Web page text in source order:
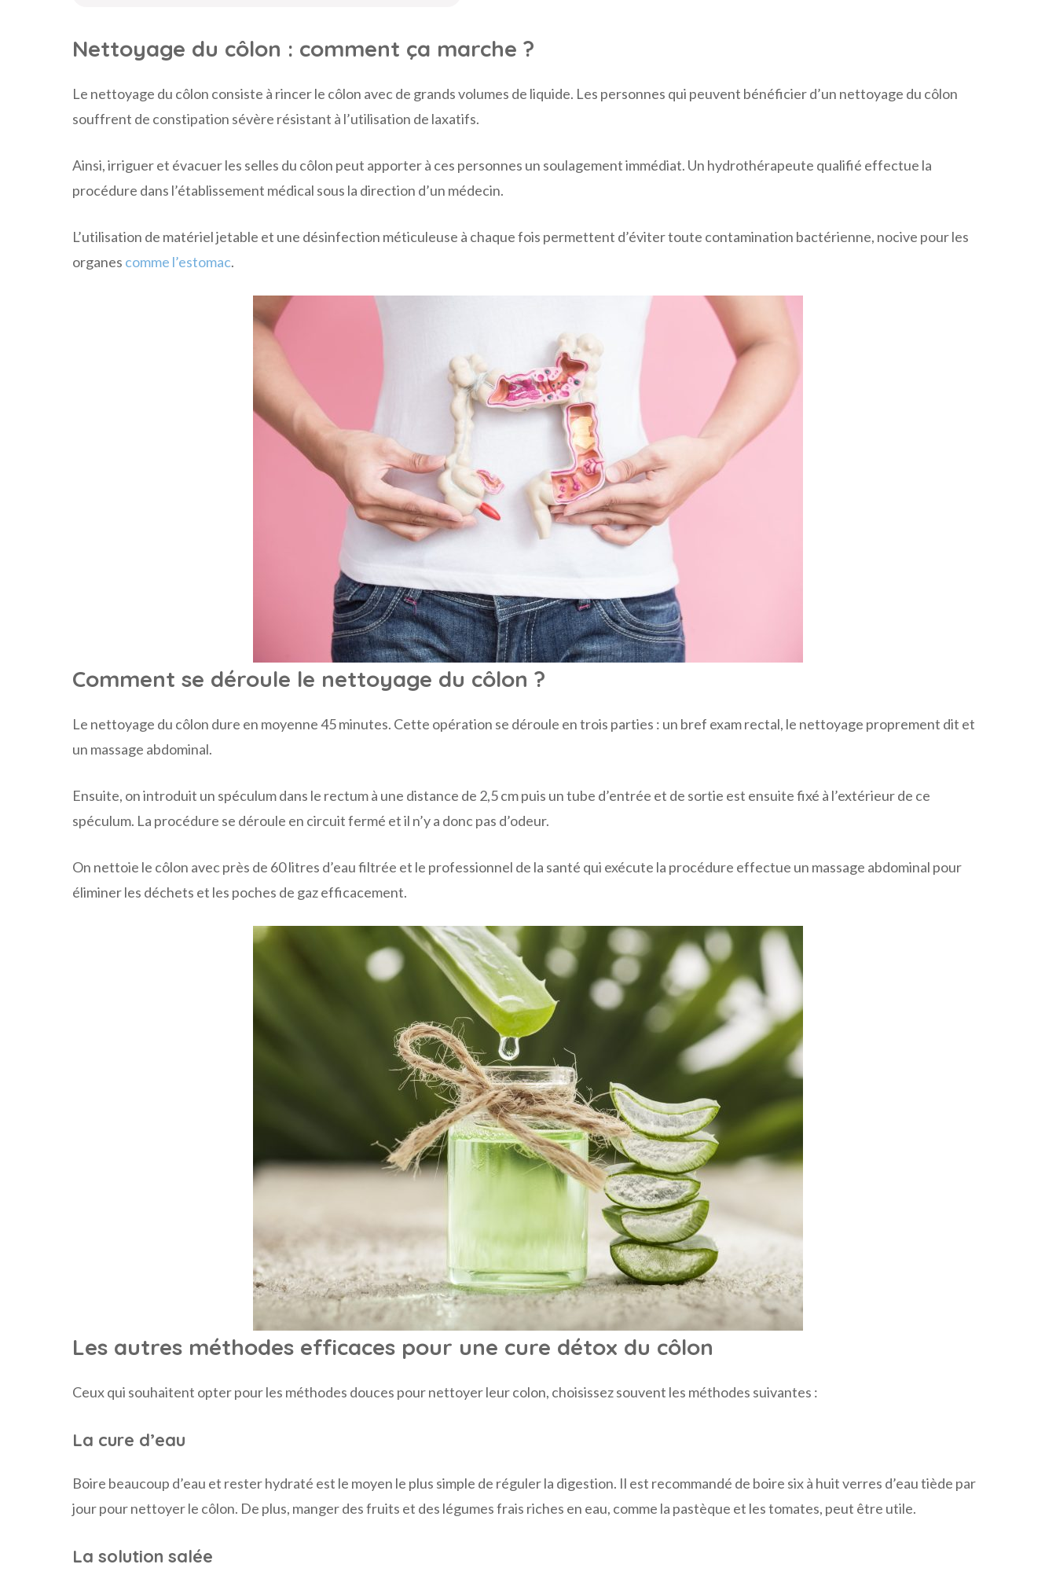
Nettoyage du côlon : comment ça marche ?
Le nettoyage du côlon consiste à rincer le côlon avec de grands volumes de liquide. Les personnes qui peuvent bénéficier d’un nettoyage du côlon
souffrent de constipation sévère résistant à l’utilisation de laxatifs.
Ainsi, irriguer et évacuer les selles du côlon peut apporter à ces personnes un soulagement immédiat. Un hydrothérapeute qualifié effectue la
procédure dans l’établissement médical sous la direction d’un médecin.
L’utilisation de matériel jetable et une désinfection méticuleuse à chaque fois permettent d’éviter toute contamination bactérienne, nocive pour les
organes comme l’estomac.
Comment se déroule le nettoyage du côlon ?
Le nettoyage du côlon dure en moyenne 45 minutes. Cette opération se déroule en trois parties : un bref exam rectal, le nettoyage proprement dit et
un massage abdominal.
Ensuite, on introduit un spéculum dans le rectum à une distance de 2,5 cm puis un tube d’entrée et de sortie est ensuite fixé à l’extérieur de ce
spéculum. La procédure se déroule en circuit fermé et il n’y a donc pas d’odeur.
On nettoie le côlon avec près de 60 litres d’eau filtrée et le professionnel de la santé qui exécute la procédure effectue un massage abdominal pour
éliminer les déchets et les poches de gaz efficacement.
Les autres méthodes efficaces pour une cure détox du côlon
Ceux qui souhaitent opter pour les méthodes douces pour nettoyer leur colon, choisissez souvent les méthodes suivantes :
La cure d’eau
Boire beaucoup d’eau et rester hydraté est le moyen le plus simple de réguler la digestion. Il est recommandé de boire six à huit verres d’eau tiède par
jour pour nettoyer le côlon. De plus, manger des fruits et des légumes frais riches en eau, comme la pastèque et les tomates, peut être utile.
La solution salée